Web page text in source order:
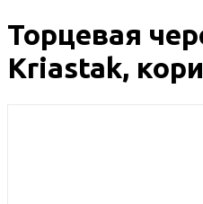
Торцевая
Kriastak,